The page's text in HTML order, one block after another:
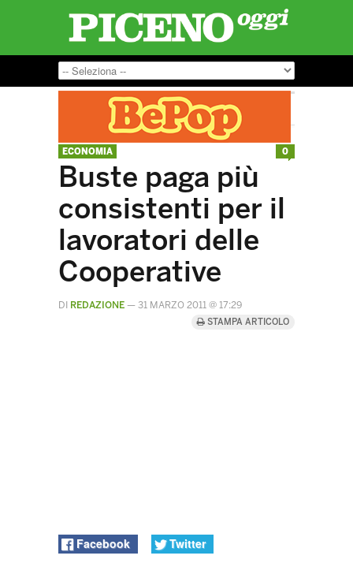
ECONOMIA
Buste paga più
consistenti per il
lavoratori delle
Cooperative
DI REDAZIONE — 31 MARZO 2011 @ 17:29
STAMPA ARTICOLO
Facebook Twitter
0